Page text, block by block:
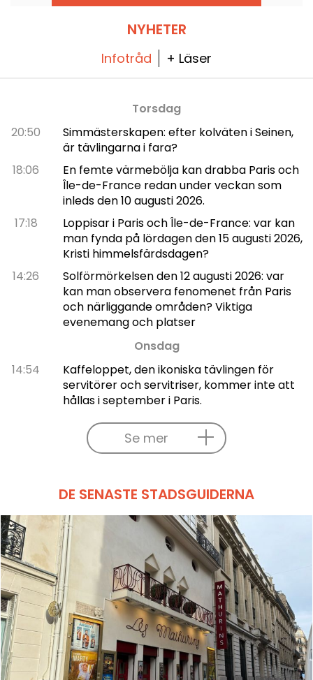
NYHETER
Infotråd + Läser
Torsdag
20:50
Simmästerskapen: efter kolväten i Seinen,
är tävlingarna i fara?
18:06
En femte värmebölja kan drabba Paris och
Île-de-France redan under veckan som
inleds den 10 augusti 2026.
17:18
Loppisar i Paris och Île-de-France: var kan
man fynda på lördagen den 15 augusti 2026,
Kristi himmelsfärdsdagen?
14:26
Solförmörkelsen den 12 augusti 2026: var
kan man observera fenomenet från Paris
och närliggande områden? Viktiga
evenemang och platser
Onsdag
14:54
Kaffeloppet, den ikoniska tävlingen för
servitörer och servitriser, kommer inte att
hållas i september i Paris.
Se mer
DE SENASTE STADSGUIDERNA